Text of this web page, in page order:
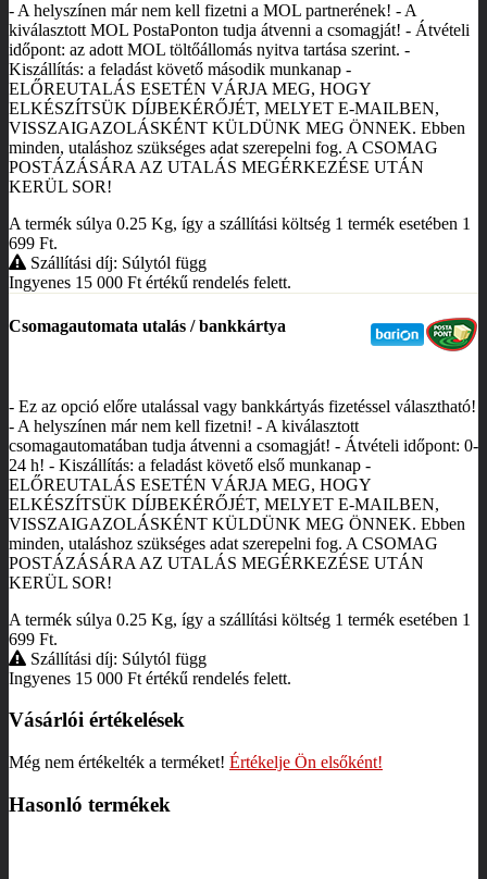
- A helyszínen már nem kell fizetni a MOL partnerének! - A
kiválasztott MOL PostaPonton tudja átvenni a csomagját! - Átvételi
időpont: az adott MOL töltőállomás nyitva tartása szerint. -
Kiszállítás: a feladást követő második munkanap -
ELŐREUTALÁS ESETÉN VÁRJA MEG, HOGY
ELKÉSZÍTSÜK DÍJBEKÉRŐJÉT, MELYET E-MAILBEN,
VISSZAIGAZOLÁSKÉNT KÜLDÜNK MEG ÖNNEK. Ebben
minden, utaláshoz szükséges adat szerepelni fog. A CSOMAG
POSTÁZÁSÁRA AZ UTALÁS MEGÉRKEZÉSE UTÁN
KERÜL SOR!
A termék súlya 0.25 Kg, így a szállítási költség 1 termék esetében 1
699 Ft.
Szállítási díj: Súlytól függ
Ingyenes 15 000 Ft értékű rendelés felett.
Csomagautomata utalás / bankkártya
- Ez az opció előre utalással vagy bankkártyás fizetéssel választható!
- A helyszínen már nem kell fizetni! - A kiválasztott
csomagautomatában tudja átvenni a csomagját! - Átvételi időpont: 0-
24 h! - Kiszállítás: a feladást követő első munkanap -
ELŐREUTALÁS ESETÉN VÁRJA MEG, HOGY
ELKÉSZÍTSÜK DÍJBEKÉRŐJÉT, MELYET E-MAILBEN,
VISSZAIGAZOLÁSKÉNT KÜLDÜNK MEG ÖNNEK. Ebben
minden, utaláshoz szükséges adat szerepelni fog. A CSOMAG
POSTÁZÁSÁRA AZ UTALÁS MEGÉRKEZÉSE UTÁN
KERÜL SOR!
A termék súlya 0.25 Kg, így a szállítási költség 1 termék esetében 1
699 Ft.
Szállítási díj: Súlytól függ
Ingyenes 15 000 Ft értékű rendelés felett.
Vásárlói értékelések
Még nem értékelték a terméket! Értékelje Ön elsőként!
Hasonló termékek